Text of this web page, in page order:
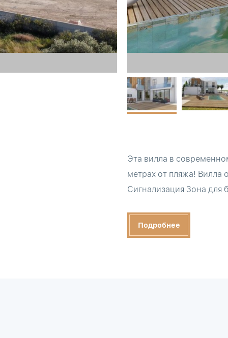
Эта вилла в
метрах от пляжа! Вилла
Сигнализация Зона для
Подробнее